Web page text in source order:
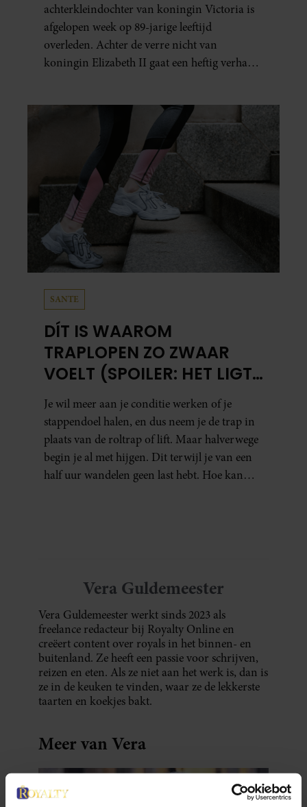
achterkleindochter van koningin Victoria is
afgelopen week op 89-jarige leeftijd
overleden. Achter de verre nicht van
koningin Elizabeth II gaat een heftig verhaal
SANTE
DÍT IS WAAROM
TRAPLOPEN ZO ZWAAR
VOELT (SPOILER: HET LIGT
NIET AAN JE CONDITIE)
Je wil meer aan je conditie werken of je
stappendoel halen, en dus neem je de trap in
plaats van de roltrap of lift. Maar halverwege
begin je al met hijgen. Dit terwijl je van een
half uur wandelen geen last hebt. Hoe kan
Vera Guldemeester
Vera Guldemeester werkt sinds 2023 als
freelance redacteur bij Royalty Online en
creëert content over royals in het binnen- en
buitenland. Ze heeft een passie voor schrijven,
reizen en eten. Als ze niet aan het werk is, dan is
ze in de keuken te vinden, waar ze de lekkerste
taarten en koekjes bakt.
Meer van Vera